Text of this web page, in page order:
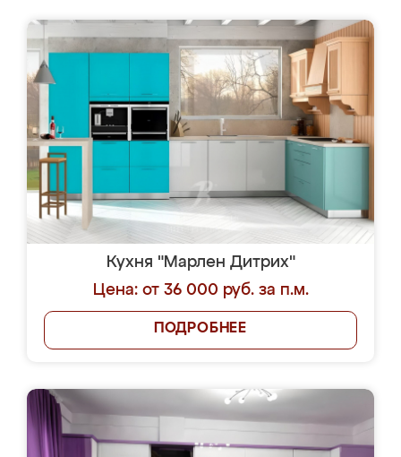
Кухня "Марлен Дитрих"
Цена: от 36 000 руб. за п.м.
ПОДРОБНЕЕ